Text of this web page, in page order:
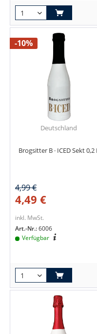
-10%
Deutschland
Brogsitter B · ICED Sekt 0,2
4,99 €
4,49 €
inkl. MwSt.
Art.-Nr.:6006
Verfügbar